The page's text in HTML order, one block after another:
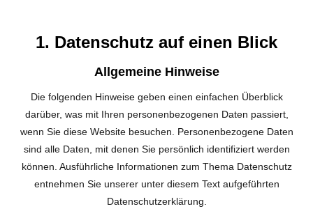
1. Datenschutz auf einen Blick
Allgemeine Hinweise
Die folgenden Hinweise geben einen einfachen Überblick
darüber, was mit Ihren personenbezogenen Daten passiert,
wenn Sie diese Website besuchen. Personenbezogene Daten
sind alle Daten, mit denen Sie persönlich identifiziert werden
können. Ausführliche Informationen zum Thema Datenschutz
entnehmen Sie unserer unter diesem Text aufgeführten
Datenschutzerklärung.